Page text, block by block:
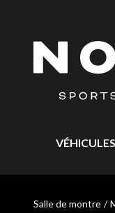
Salle de montre /